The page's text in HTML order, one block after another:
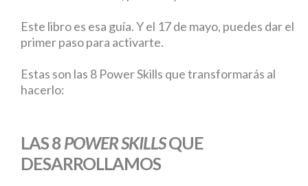
Este libro es esa guía. Y el 17 de mayo, puedes dar el
primer paso para activarte.
Estas son las 8 Power Skills que transformarás al
hacerlo:
LAS 8 POWER SKILLSQUE
DESARROLLAMOS